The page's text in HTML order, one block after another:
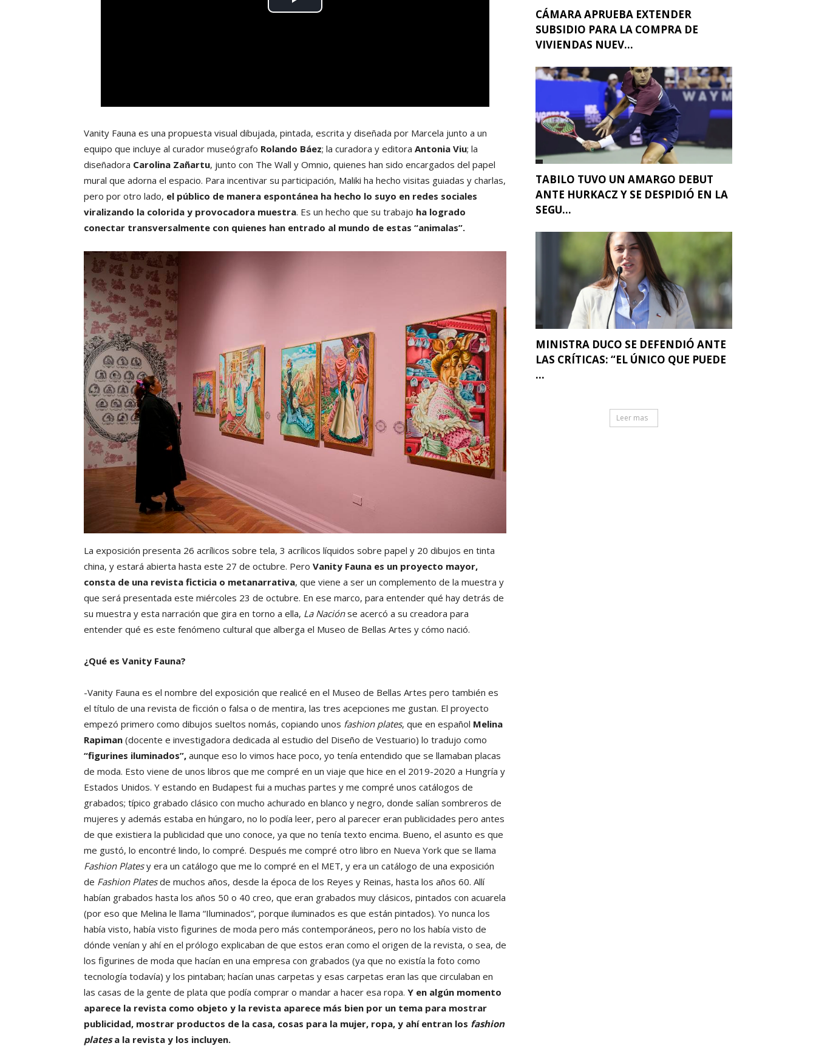
Vanity Fauna es una propuesta visual dibujada, pintada, escrita y diseñada por Marcela junto a un
equipo que incluye al curador museógrafo Rolando Báez; la curadora y editora Antonia Viu; la
diseñadora Carolina Zañartu, junto con The Wall y Omnio, quienes han sido encargados del papel
mural que adorna el espacio. Para incentivar su participación, Maliki ha hecho visitas guiadas y charlas,
pero por otro lado, el público de manera espontánea ha hecho lo suyo en redes sociales
viralizando la colorida y provocadora muestra. Es un hecho que su trabajo ha logrado
conectar transversalmente con quienes han entrado al mundo de estas “animalas”.
La exposición presenta 26 acrílicos sobre tela, 3 acrílicos líquidos sobre papel y 20 dibujos en tinta
china, y estará abierta hasta este 27 de octubre. Pero Vanity Fauna es un proyecto mayor,
consta de una revista ficticia o metanarrativa, que viene a ser un complemento de la muestra y
que será presentada este miércoles 23 de octubre. En ese marco, para entender qué hay detrás de
su muestra y esta narración que gira en torno a ella, La Naciónse acercó a su creadora para
entender qué es este fenómeno cultural que alberga el Museo de Bellas Artes y cómo nació.
¿Qué es Vanity Fauna?
-Vanity Fauna es el nombre del exposición que realicé en el Museo de Bellas Artes pero también es
el título de una revista de ficción o falsa o de mentira, las tres acepciones me gustan. El proyecto
empezó primero como dibujos sueltos nomás, copiando unos fashion plates, que en español Melina
Rapiman (docente e investigadora dedicada al estudio del Diseño de Vestuario) lo tradujo como
“figurines iluminados”, aunque eso lo vimos hace poco, yo tenía entendido que se llamaban placas
de moda. Esto viene de unos libros que me compré en un viaje que hice en el 2019-2020 a Hungría y
Estados Unidos. Y estando en Budapest fui a muchas partes y me compré unos catálogos de
grabados; típico grabado clásico con mucho achurado en blanco y negro, donde salían sombreros de
mujeres y además estaba en húngaro, no lo podía leer, pero al parecer eran publicidades pero antes
de que existiera la publicidad que uno conoce, ya que no tenía texto encima. Bueno, el asunto es que
me gustó, lo encontré lindo, lo compré. Después me compré otro libro en Nueva York que se llama
Fashion Platesy era un catálogo que me lo compré en el MET, y era un catálogo de una exposición
de Fashion Platesde muchos años, desde la época de los Reyes y Reinas, hasta los años 60. Allí
habían grabados hasta los años 50 o 40 creo, que eran grabados muy clásicos, pintados con acuarela
(por eso que Melina le llama “Iluminados”, porque iluminados es que están pintados). Yo nunca los
había visto, había visto figurines de moda pero más contemporáneos, pero no los había visto de
dónde venían y ahí en el prólogo explicaban de que estos eran como el origen de la revista, o sea, de
los figurines de moda que hacían en una empresa con grabados (ya que no existía la foto como
tecnología todavía) y los pintaban; hacían unas carpetas y esas carpetas eran las que circulaban en
las casas de la gente de plata que podía comprar o mandar a hacer esa ropa. Y en algún momento
aparece la revista como objeto y la revista aparece más bien por un tema para mostrar
publicidad, mostrar productos de la casa, cosas para la mujer, ropa, y ahí entran los fashion
platesa la revista y los incluyen.
CÁMARA APRUEBA EXTENDER
SUBSIDIO PARA LA COMPRA DE
VIVIENDAS NUEV...
TABILO TUVO UN AMARGO DEBUT
ANTE HURKACZ Y SE DESPIDIÓ EN LA
SEGU...
MINISTRA DUCO SE DEFENDIÓ ANTE
LAS CRÍTICAS: “EL ÚNICO QUE PUEDE
...
Leer mas